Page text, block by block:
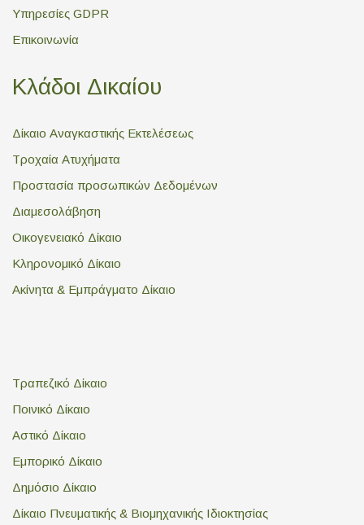
Υπηρεσίες GDPR
Επικοινωνία
Κλάδοι Δικαίου
Δίκαιο Αναγκαστικής Εκτελέσεως
Τροχαία Ατυχήματα
Προστασία προσωπικών Δεδομένων
Διαμεσολάβηση
Οικογενειακό Δίκαιο
Κληρονομικό Δίκαιο
Ακίνητα & Εμπράγματο Δίκαιο
Τραπεζικό Δίκαιο
Ποινικό Δίκαιο
Αστικό Δίκαιο
Εμπορικό Δίκαιο
Δημόσιο Δίκαιο
Δίκαιο Πνευματικής & Βιομηχανικής Ιδιοκτησίας